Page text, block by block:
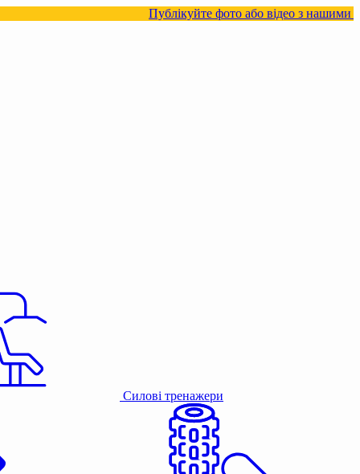
Публікуйте фото або відео з нашими товарами
Силові тренажери